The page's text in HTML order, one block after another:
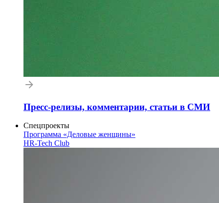
Пресс-релизы, комментарии, статьи в СМИ
Спецпроекты
Программа «Деловые женщины»
HR-Tech Club